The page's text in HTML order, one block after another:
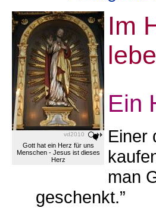
vd2010
Gott hat ein Herz für uns
Menschen - Jesus ist dieses
Herz
Im
Ein
Einer
man
geschenkt.”